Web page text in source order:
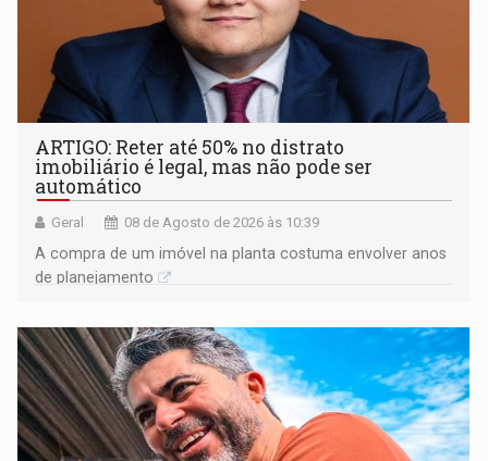
ARTIGO: Reter até 50% no distrato
imobiliário é legal, mas não pode ser
automático
Geral 08 de Agosto de 2026 às 10:39
A compra de um imóvel na planta costuma envolver anos
de planejamento